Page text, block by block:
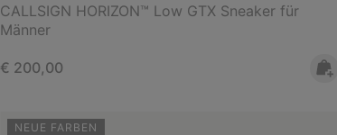
CALLSIGN HORIZON™ Low GTX Sneaker für
Männer
Regular price:
€ 200,00
NEUE FARBEN